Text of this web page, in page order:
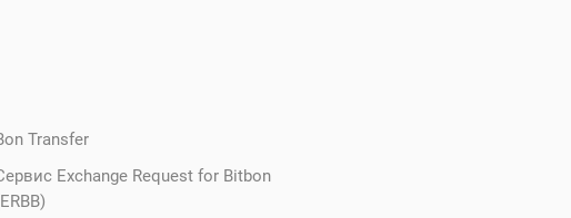
Transfer
Exchange Request for Bitbon